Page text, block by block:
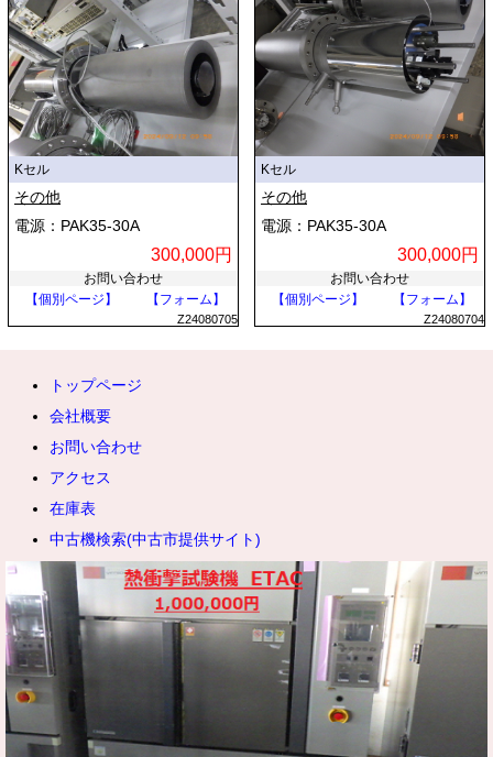
Kセル
その他
電源：PAK35-30A
300,000円
お問い合わせ
【個別ページ】
【フォーム】
Z24080705
Kセル
その他
電源：PAK35-30A
300,000円
お問い合わせ
【個別ページ】
【フォーム】
Z24080704
トップページ
会社概要
お問い合わせ
アクセス
在庫表
中古機検索(中古市提供サイト)